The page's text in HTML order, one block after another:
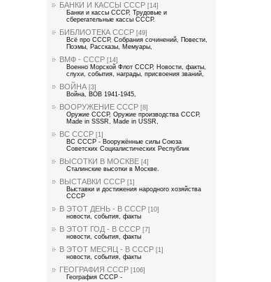
БАНКИ И КАССЫ СССР [14]
Банки и кассы СССР, Трудовые и
сберегательные кассы СССР.
БИБЛИОТЕКА СССР [49]
Всё про СССР, Собрания сочинений, Повести,
Поэмы, Рассказы, Мемуары,
ВМФ - СССР [14]
Военно Морской Флот СССР, Новости, факты,
слухи, события, награды, присвоения званий,
ВОЙНА [3]
Война, ВОВ 1941-1945,
ВООРУЖЕНИЕ СССР [8]
Оружие СССР, Оружие производства СССР,
Made in SSSR, Made in USSR,
ВС СССР [1]
ВС СССР - Вооружённые силы Союза
Советских Социалистических Республик
ВЫСОТКИ В МОСКВЕ [4]
Сталинские высотки в Москве.
ВЫСТАВКИ СССР [1]
Выставки и достижения народного хозяйства
СССР
В ЭТОТ ДЕНЬ - В СССР [10]
новости, события, факты
В ЭТОТ ГОД - В СССР [7]
новости, события, факты
В ЭТОТ МЕСЯЦ - В СССР [1]
новости, события, факты
ГЕОГРАФИЯ СССР [106]
География СССР -